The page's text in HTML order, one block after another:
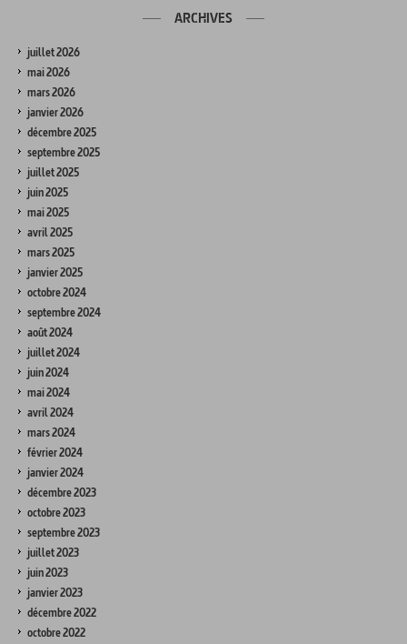
ARCHIVES
juillet 2026
mai 2026
mars 2026
janvier 2026
décembre 2025
septembre 2025
juillet 2025
juin 2025
mai 2025
avril 2025
mars 2025
janvier 2025
octobre 2024
septembre 2024
août 2024
juillet 2024
juin 2024
mai 2024
avril 2024
mars 2024
février 2024
janvier 2024
décembre 2023
octobre 2023
septembre 2023
juillet 2023
juin 2023
janvier 2023
décembre 2022
octobre 2022